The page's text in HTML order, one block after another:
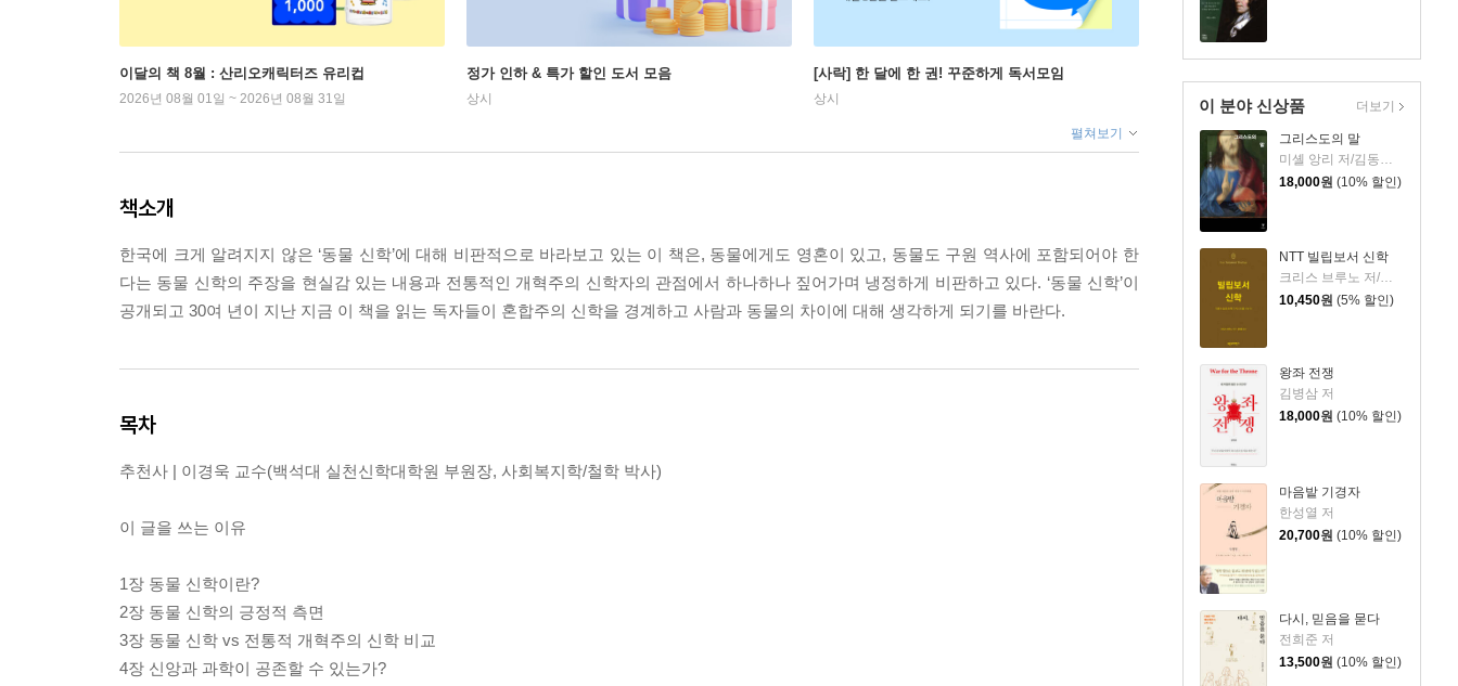
이 분야 신상품
그리스도의 말
미셸 앙리 저/김동규 역
18,000원 (10% 할인)
NTT 빌립보서 신학
크리스 브루노 저/권대영 역
10,450원 (5% 할인)
왕좌 전쟁
김병삼 저
18,000원 (10% 할인)
마음밭 기경자
한성열 저
20,700원 (10% 할인)
다시, 믿음을 묻다
전희준 저
13,500원 (10% 할인)
더보기
이달의 책 8월 : 산리오캐릭터즈 유리컵
2026년 08월 01일 ~ 2026년 08월 31일
정가 인하 & 특가 할인 도서 모음
상시
[사락] 한 달에 한 권! 꾸준하게 독서모임
상시
펼쳐보기
책소개
한국에 크게 알려지지 않은 ‘동물 신학’에 대해 비판적으로 바라보고 있는 이 책은, 동물에게도 영혼이 있고, 동물도 구원 역사에 포함되어야 한
다는 동물 신학의 주장을 현실감 있는 내용과 전통적인 개혁주의 신학자의 관점에서 하나하나 짚어가며 냉정하게 비판하고 있다. ‘동물 신학’이
공개되고 30여 년이 지난 지금 이 책을 읽는 독자들이 혼합주의 신학을 경계하고 사람과 동물의 차이에 대해 생각하게 되기를 바란다.
목차
추천사 | 이경욱 교수(백석대 실천신학대학원 부원장, 사회복지학/철학 박사)
이 글을 쓰는 이유
1장 동물 신학이란?
2장 동물 신학의 긍정적 측면
3장 동물 신학 vs 전통적 개혁주의 신학 비교
4장 신앙과 과학이 공존할 수 있는가?